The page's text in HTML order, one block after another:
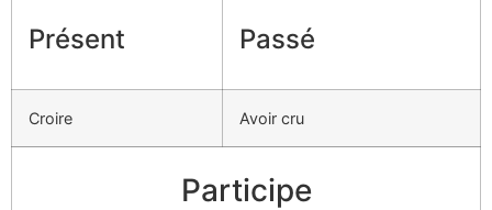
Présent Passé
Croire Avoir cru
Participe